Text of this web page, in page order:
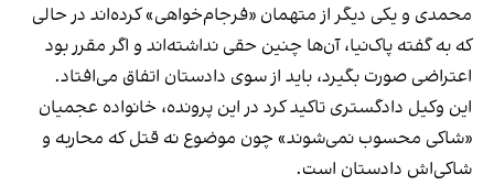
محمدی و یکی دیگر از متهمان «فرجام‌خواهی» کرده‌اند در حالی‌
که به گفته پاک‌نیا، آن‌ها چنین حقی نداشته‌‌اند و اگر مقرر بود
اعتراضی صورت بگیرد، باید از سوی دادستان اتفاق می‌افتاد.
این وکیل دادگستری تاکید کرد در این پرونده، خانواده عجمیان
«شاکی محسوب نمی‌شوند» چون موضوع نه قتل که محاربه و
شاکی‌اش دادستان است.